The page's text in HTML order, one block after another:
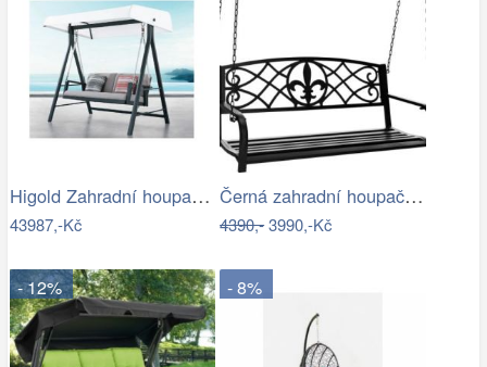
Higold Zahradní houpačka HIGOLD Emoti
43987,-Kč
Černá zahradní houpačka Ameli
4390,-3990,-Kč
- 12% - 8%